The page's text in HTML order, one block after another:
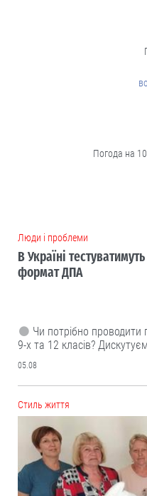
Погода на 10
Люди і проблеми
В Україні
формат ДПА
Чи потрібно проводити
9-х та 12 класів?
05.08
Cтиль життя